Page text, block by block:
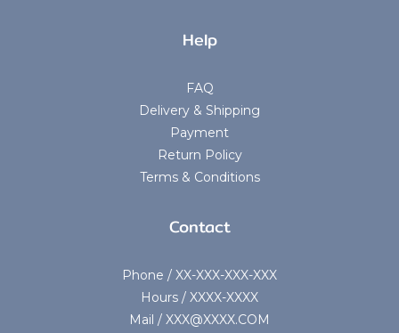
Help
FAQ
Delivery & Shipping
Payment
Return Policy
Terms & Conditions
Contact
Phone / XX-XXX-XXX-XXX
Hours / XXXX-XXXX
Mail / XXX@XXXX.COM